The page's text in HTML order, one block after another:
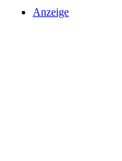
Anzeige